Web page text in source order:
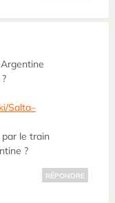
Salta–
le train
?
RÉPONDRE